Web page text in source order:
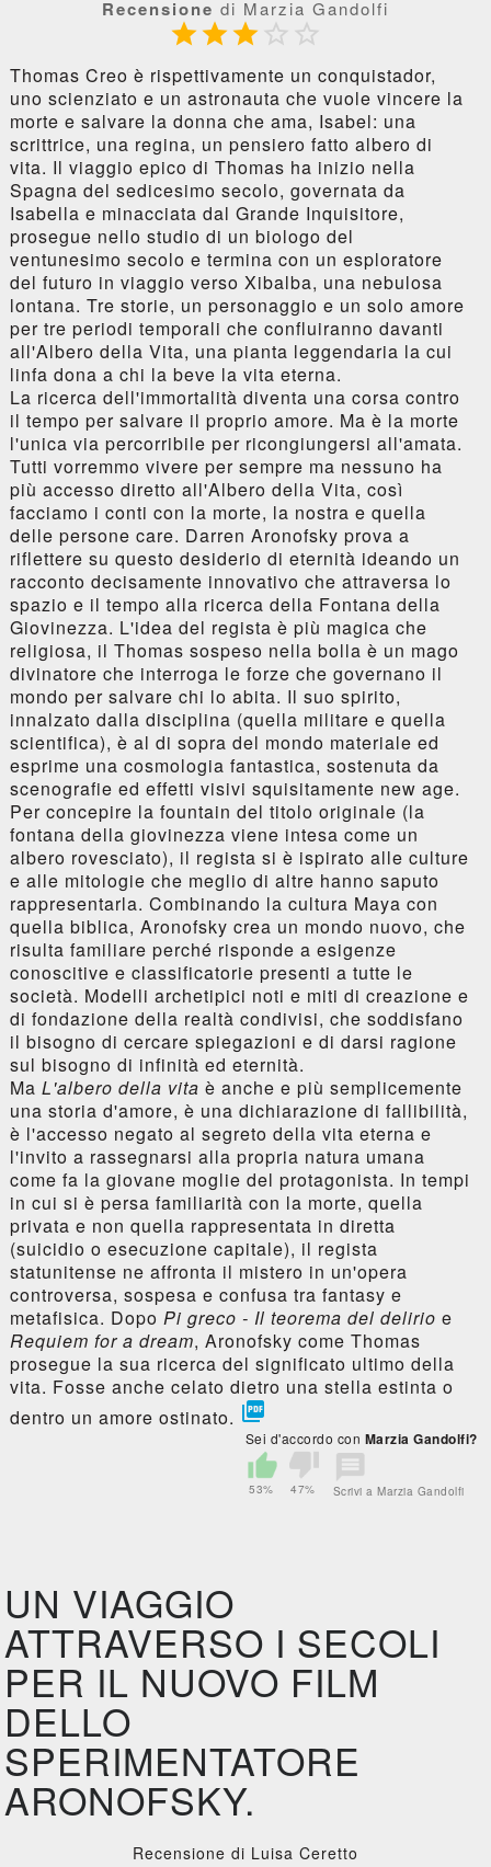
Recensione di Marzia Gandolfi
  
Thomas Creo è rispettivamente un conquistador,
uno scienziato e un astronauta che vuole vincere la
morte e salvare la donna che ama, Isabel: una
scrittrice, una regina, un pensiero fatto albero di
vita. Il viaggio epico di Thomas ha inizio nella
Spagna del sedicesimo secolo, governata da
Isabella e minacciata dal Grande Inquisitore,
prosegue nello studio di un biologo del
ventunesimo secolo e termina con un esploratore
del futuro in viaggio verso Xibalba, una nebulosa
lontana. Tre storie, un personaggio e un solo amore
per tre periodi temporali che confluiranno davanti
all'Albero della Vita, una pianta leggendaria la cui
linfa dona a chi la beve la vita eterna.
La ricerca dell'immortalità diventa una corsa contro
il tempo per salvare il proprio amore. Ma è la morte
l'unica via percorribile per ricongiungersi all'amata.
Tutti vorremmo vivere per sempre ma nessuno ha
più accesso diretto all'Albero della Vita, così
facciamo i conti con la morte, la nostra e quella
delle persone care. Darren Aronofsky prova a
riflettere su questo desiderio di eternità ideando un
racconto decisamente innovativo che attraversa lo
spazio e il tempo alla ricerca della Fontana della
Giovinezza. L'idea del regista è più magica che
religiosa, il Thomas sospeso nella bolla è un mago
divinatore che interroga le forze che governano il
mondo per salvare chi lo abita. Il suo spirito,
innalzato dalla disciplina (quella militare e quella
scientifica), è al di sopra del mondo materiale ed
esprime una cosmologia fantastica, sostenuta da
scenografie ed effetti visivi squisitamente new age.
Per concepire la fountain del titolo originale (la
fontana della giovinezza viene intesa come un
albero rovesciato), il regista si è ispirato alle culture
e alle mitologie che meglio di altre hanno saputo
rappresentarla. Combinando la cultura Maya con
quella biblica, Aronofsky crea un mondo nuovo, che
risulta familiare perché risponde a esigenze
conoscitive e classificatorie presenti a tutte le
società. Modelli archetipici noti e miti di creazione e
di fondazione della realtà condivisi, che soddisfano
il bisogno di cercare spiegazioni e di darsi ragione
sul bisogno di infinità ed eternità.
Ma L'albero della vita è anche e più semplicemente
una storia d'amore, è una dichiarazione di fallibilità,
è l'accesso negato al segreto della vita eterna e
l'invito a rassegnarsi alla propria natura umana
come fa la giovane moglie del protagonista. In tempi
in cui si è persa familiarità con la morte, quella
privata e non quella rappresentata in diretta
(suicidio o esecuzione capitale), il regista
statunitense ne affronta il mistero in un'opera
controversa, sospesa e confusa tra fantasy e
metafisica. Dopo Pi greco - Il teorema del delirio e
Requiem for a dream, Aronofsky come Thomas
prosegue la sua ricerca del significato ultimo della
vita. Fosse anche celato dietro una stella estinta o
dentro un amore ostinato. 
Sei d'accordo con Marzia Gandolfi?
53% 47% Scrivi a Marzia Gandolfi
UN VIAGGIO
ATTRAVERSO I SECOLI
PER IL NUOVO FILM
DELLO
SPERIMENTATORE
ARONOFSKY.
Recensione di Luisa Ceretto